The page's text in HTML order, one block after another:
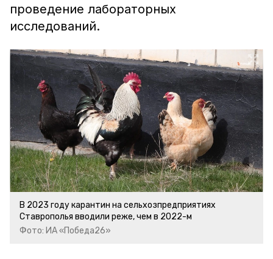
проведение лабораторных
исследований.
В 2023 году карантин на сельхозпредприятиях
Ставрополья вводили реже, чем в 2022-м
Фото: ИА «Победа26»